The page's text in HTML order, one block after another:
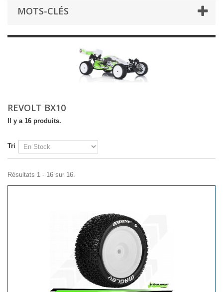
MOTS-CLÉS
REVOLT BX10
Il y a 16 produits.
Tri
Résultats 1 - 16 sur 16.